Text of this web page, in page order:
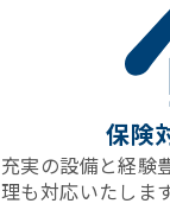
保険
充実の設備と経験
理も対応いたします